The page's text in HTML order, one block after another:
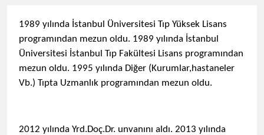
​1989 yılında İstanbul Üniversitesi Tıp Yüksek Lisans
programından mezun oldu. 1989 yılında İstanbul
Üniversitesi İstanbul Tıp Fakültesi Lisans programından
mezun oldu. 1995 yılında Diğer (Kurumlar,hastaneler
Vb.) Tıpta Uzmanlık programından mezun oldu.
2012 yılında Yrd.Doç.Dr. unvanını aldı.​ 2013 yılında